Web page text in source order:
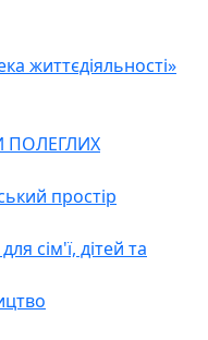
життєдіяльності»
ПОЛЕГЛИХ
простір
сім'ї, дітей та